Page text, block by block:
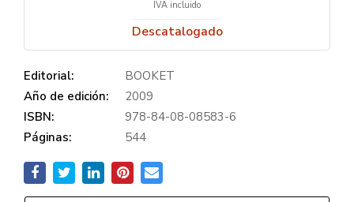
IVA incluido
Descatalogado
Editorial:
BOOKET
Año de edición:
2009
ISBN:
978-84-08-08583-6
Páginas:
544